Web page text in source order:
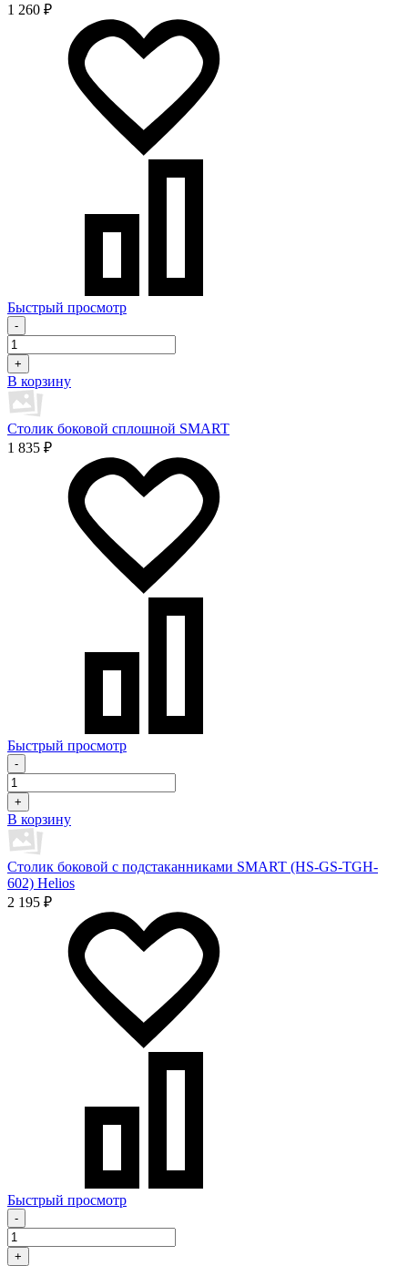
1 260 ₽
Быстрый просмотр
-
+
В корзину
Столик боковой сплошной SMART
1 835 ₽
Быстрый просмотр
-
+
В корзину
Столик боковой c подстаканниками SMART (HS-GS-ТGH-
602) Helios
2 195 ₽
Быстрый просмотр
-
+